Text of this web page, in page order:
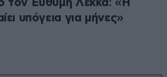
τον Ευθύμη Λέκκα: «Η
υπόγεια για μήνες»